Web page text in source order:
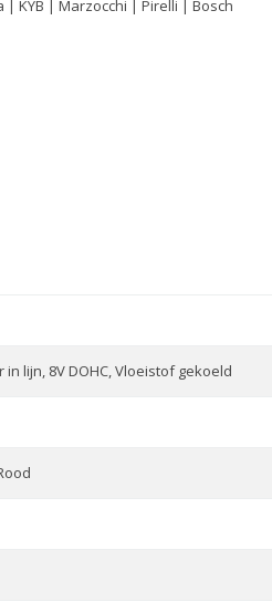
KYB | Marzocchi | Pirelli | Bosch
in lijn, 8V DOHC, Vloeistof gekoeld